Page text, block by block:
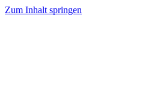
Zum Inhalt springen